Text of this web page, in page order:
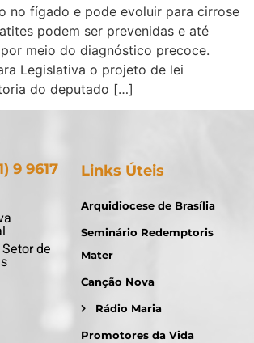
no fígado e pode evoluir para cirrose
podem ser prevenidas e até
meio do diagnóstico precoce.
Legislativa o projeto de lei
do deputado […]
9 9617
de
Links Úteis
Arquidiocese de Brasília
Seminário Redemptoris
Mater
Canção Nova
Rádio Maria
Promotores da Vida